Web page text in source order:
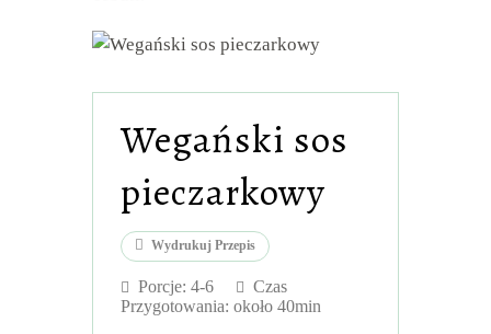
Wegański sos
pieczarkowy
Wydrukuj Przepis
Porcje: 4-6
Czas
Przygotowania: około 40min